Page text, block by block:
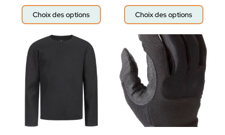
Choix des options Choix des options